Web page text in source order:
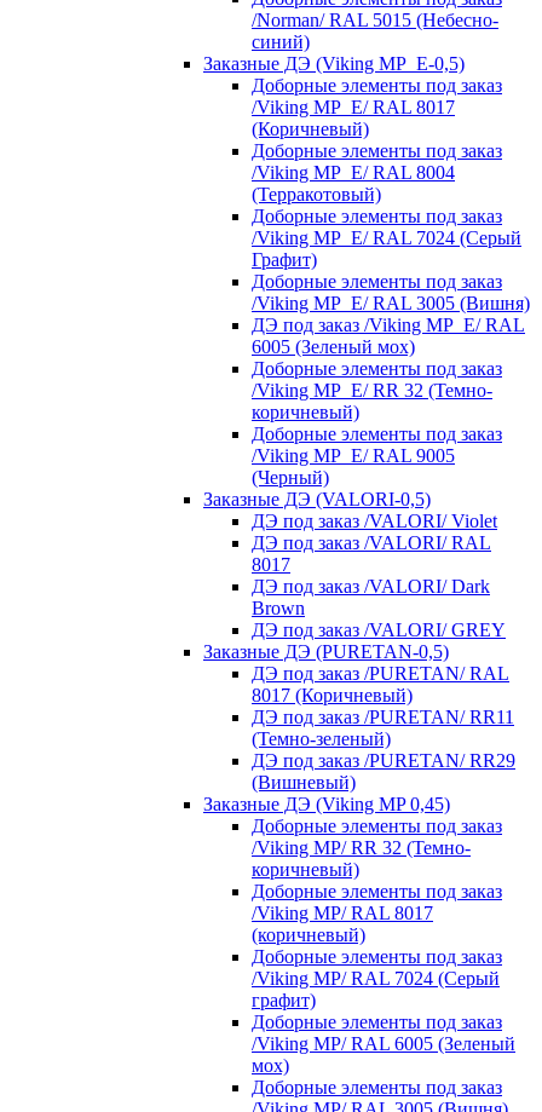
/Norman/ RAL 5015 (Небесно-
синий)
Заказные ДЭ (Viking MP_E-0,5)
Доборные элементы под заказ
/Viking MP_E/ RAL 8017
(Коричневый)
Доборные элементы под заказ
/Viking MP_E/ RAL 8004
(Терракотовый)
Доборные элементы под заказ
/Viking MP_E/ RAL 7024 (Серый
Графит)
Доборные элементы под заказ
/Viking MP_E/ RAL 3005 (Вишня)
ДЭ под заказ /Viking MP_E/ RAL
6005 (Зеленый мох)
Доборные элементы под заказ
/Viking MP_E/ RR 32 (Темно-
коричневый)
Доборные элементы под заказ
/Viking MP_E/ RAL 9005
(Черный)
Заказные ДЭ (VALORI-0,5)
ДЭ под заказ /VALORI/ Violet
ДЭ под заказ /VALORI/ RAL
8017
ДЭ под заказ /VALORI/ Dark
Brown
ДЭ под заказ /VALORI/ GREY
Заказные ДЭ (PURETAN-0,5)
ДЭ под заказ /PURETAN/ RAL
8017 (Коричневый)
ДЭ под заказ /PURETAN/ RR11
(Темно-зеленый)
ДЭ под заказ /PURETAN/ RR29
(Вишневый)
Заказные ДЭ (Viking MP 0,45)
Доборные элементы под заказ
/Viking MP/ RR 32 (Темно-
коричневый)
Доборные элементы под заказ
/Viking MP/ RAL 8017
(коричневый)
Доборные элементы под заказ
/Viking MP/ RAL 7024 (Серый
графит)
Доборные элементы под заказ
/Viking MP/ RAL 6005 (Зеленый
мох)
Доборные элементы под заказ